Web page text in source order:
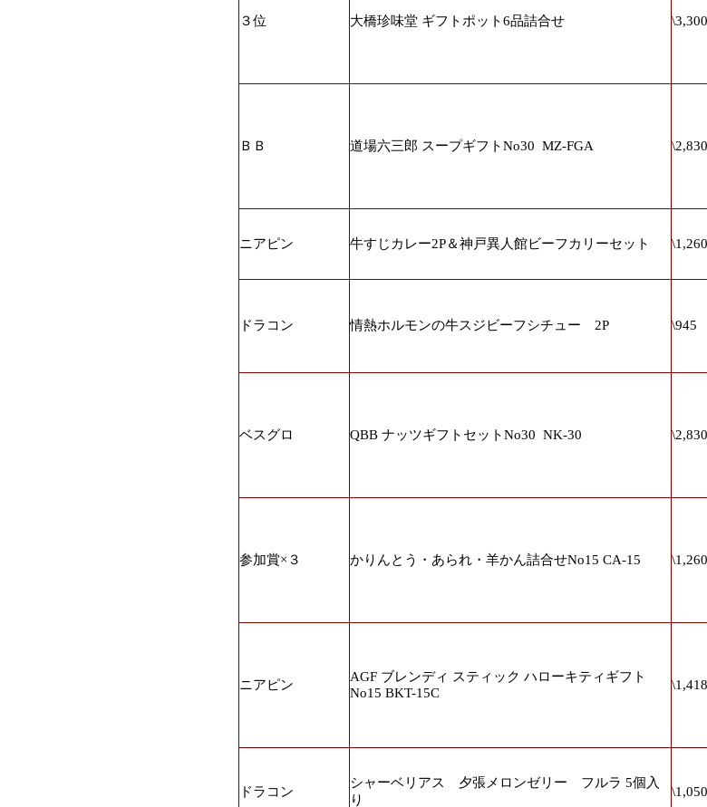
３位 大橋珍味堂 ギフトポット6品詰合せ \3,300
ＢＢ 道場六三郎 スープギフトNo30 MZ-FGA \2,830
ニアピン 牛すじカレー2P＆神戸異人館ビーフカリーセット \1,260
ドラコン 情熱ホルモンの牛スジビーフシチュー 2P \945
ベスグロ QBB ナッツギフトセットNo30 NK-30 \2,830
参加賞×３ かりんとう・あられ・羊かん詰合せNo15 CA-15 \1,260
ニアピン
AGF ブレンディ スティック ハローキティギフト
No15 BKT-15C
\1,418
ドラコン
シャーベリアス 夕張メロンゼリー フルラ 5個入
り
\1,050